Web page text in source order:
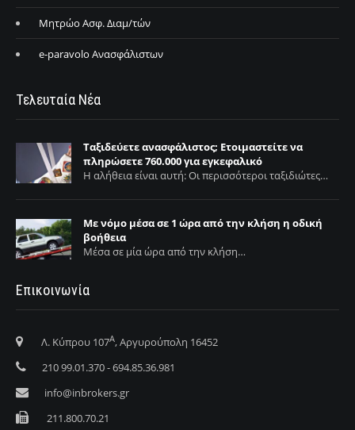
Μητρώο Ασφ. Διαμ/τών
e-paravolo Ανασφάλιστων
Τελευταία Νέα
Ταξιδεύετε ανασφάλιστος; Ετοιμαστείτε να
πληρώσετε 760.000 για εγκεφαλικό
Η αλήθεια είναι αυτή: Οι περισσότεροι ταξιδιώτες…
Με νόμο μέσα σε 1 ώρα από την κλήση η οδική
βοήθεια
Μέσα σε μία ώρα από την κλήση…
Επικοινωνία
Λ. Κύπρου 107Α, Αργυρούπολη 16452
210 99.01.370 - 694.85.36.981
info@inbrokers.gr
211.800.70.21